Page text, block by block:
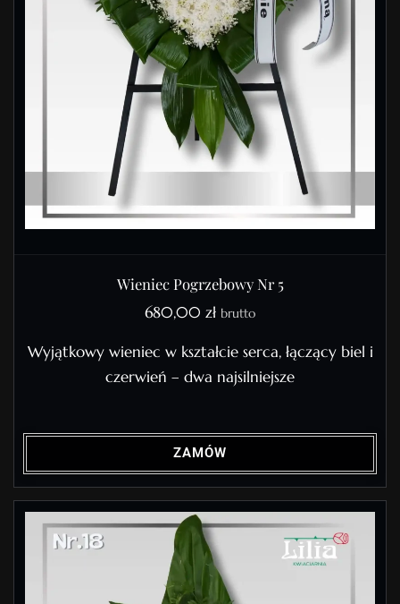
Wieniec Pogrzebowy Nr 5
680,00 zł brutto
Wyjątkowy wieniec w kształcie serca, łączący biel i
czerwień – dwa najsilniejsze
ZAMÓW